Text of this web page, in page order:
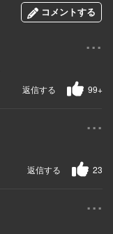
コメントする
...
99+
返信する
...
23
返信する
...